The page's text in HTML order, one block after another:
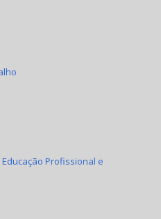
Profissional e